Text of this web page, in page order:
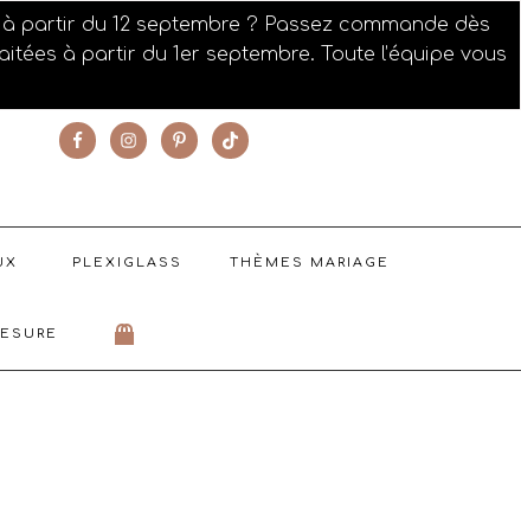
partir du 12 septembre ? Passez commande dès
à partir du 1er septembre. Toute l’équipe vous
PLEXIGLASS THÈMES MARIAGE